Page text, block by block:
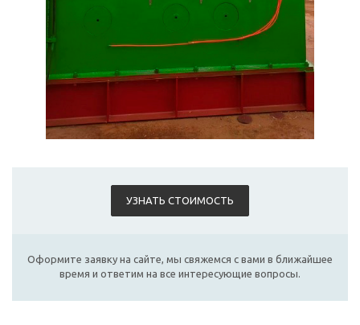
УЗНАТЬ СТОИМОСТЬ
Оформите заявку на сайте, мы свяжемся с вами в ближайшее
время и ответим на все интересующие вопросы.